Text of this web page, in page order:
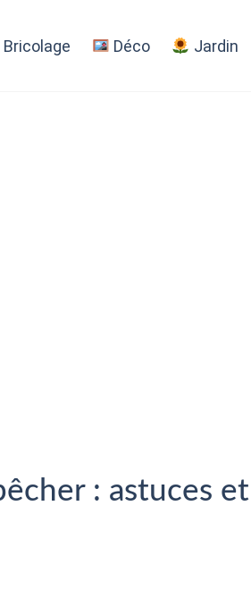
Bricolage Déco Jardin
: astuces et